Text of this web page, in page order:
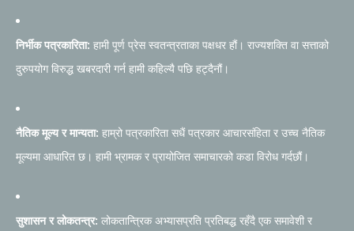
निर्भीक पत्रकारिता: हामी पूर्ण प्रेस स्वतन्त्रताका पक्षधर हौं। राज्यशक्ति वा सत्ताको
दुरुपयोग विरुद्ध खबरदारी गर्न हामी कहिल्यै पछि हट्दैनौं।
नैतिक मूल्य र मान्यता: हाम्रो पत्रकारिता सधैं पत्रकार आचारसंहिता र उच्च नैतिक
मूल्यमा आधारित छ। हामी भ्रामक र प्रायोजित समाचारको कडा विरोध गर्दछौं।
सुशासन र लोकतन्त्र: लोकतान्त्रिक अभ्यासप्रति प्रतिबद्ध रहँदै एक समावेशी र